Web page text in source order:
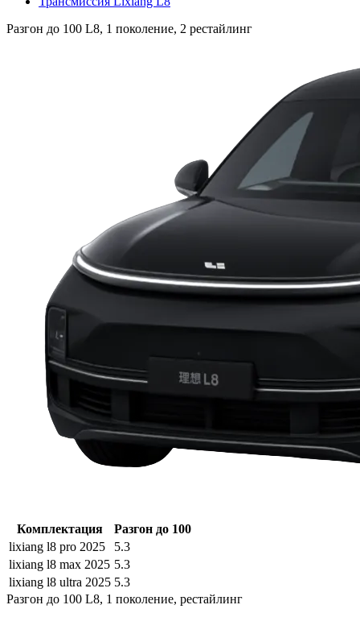
Разгон до 100 L8, 1 поколение, 2 рестайлинг
Комплектация
Разгон до 100
lixiang l8 pro 2025
5.3
lixiang l8 max 2025 5.3
lixiang l8 ultra 2025 5.3
Разгон до 100 L8, 1 поколение, рестайлинг